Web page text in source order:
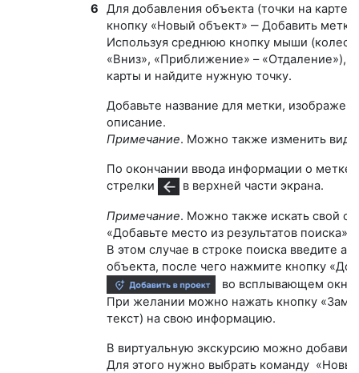
6
Для добавления объекта (точки на
кнопку «Новый объект» ‒ Добавить метку.
Используя среднюю кнопку мыши
«Вниз», «Приближение» – «Отдаление»),
карты и найдите нужную точку.
Добавьте название для метки,
описание.
Примечание. Можно также изменить вид
По окончании ввода информации о метке
стрелки
в верхней части экрана.
Примечание. Можно также искать свой
«Добавьте место из результатов поиска».
В этом случае в строке поиска введите
объекта, после чего нажмите кнопку
во всплывающем окне
При желании можно нажать кнопку
текст) на свою информацию.
В виртуальную экскурсию можно
Для этого нужно выбрать команду